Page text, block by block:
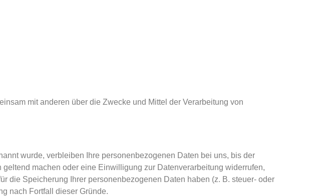
mit anderen über die Zwecke und Mittel der Verarbeitung von
wurde, verbleiben Ihre personenbezogenen Daten bei uns, bis der
machen oder eine Einwilligung zur Datenverarbeitung widerrufen,
die Speicherung Ihrer personenbezogenen Daten haben (z. B. steuer- oder
nach Fortfall dieser Gründe.